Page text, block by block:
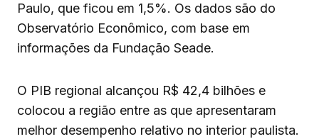
Paulo, que ficou em 1,5%. Os dados são do
Observatório Econômico, com base em
informações da Fundação Seade.
O PIB regional alcançou R$ 42,4 bilhões e
colocou a região entre as que apresentaram
melhor desempenho relativo no interior paulista.